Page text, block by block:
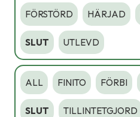
FÖRSTÖRD HÄRJAD
SLUT UTLEVD
ALL FINITO FÖRBI
SLUT TILLINTETGJORD